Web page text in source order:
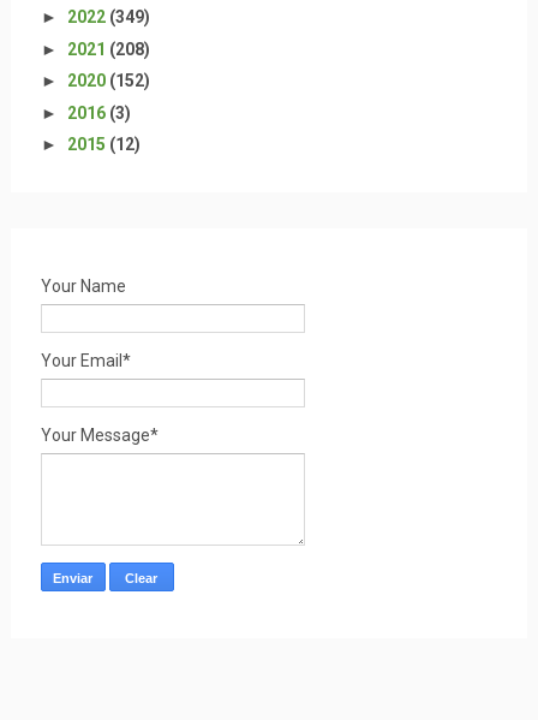
► 2022 (349)
► 2021 (208)
► 2020 (152)
► 2016 (3)
► 2015 (12)
Your Name
Your Email*
Your Message*